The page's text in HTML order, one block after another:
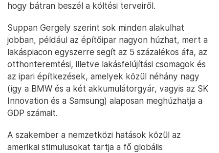
hogy bátran beszél a költési terveiről.
Suppan Gergely szerint sok minden alakulhat
jobban, például az építőipar nagyon húzhat, mert a
lakáspiacon egyszerre segít az 5 százalékos áfa, az
otthonteremtési, illetve lakásfelújítási csomagok és
az ipari építkezések, amelyek közül néhány nagy
(így a BMW és a két akkumulátorgyár, vagyis az SK
Innovation és a Samsung) alaposan meghúzhatja a
GDP számait.
A szakember a nemzetközi hatások közül az
amerikai stimulusokat tartja a fő globális